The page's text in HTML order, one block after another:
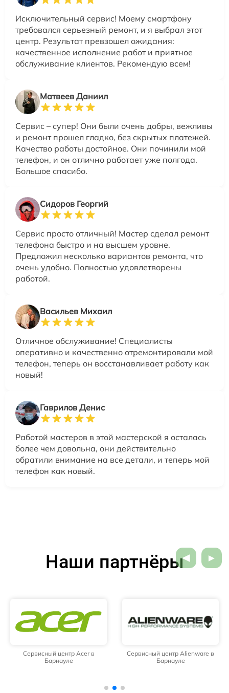
Исключительный сервис! Моему смартфону
требовался серьезный ремонт, и я выбрал этот
центр. Результат превзошел ожидания:
качественное исполнение работ и приятное
обслуживание клиентов. Рекомендую всем!
Матвеев Даниил
Сервис – супер! Они были очень добры, вежливы
и ремонт прошел гладко, без скрытых платежей.
Качество работы достойное. Они починили мой
телефон, и он отлично работает уже полгода.
Большое спасибо.
Сидоров Георгий
Сервис просто отличный! Мастер сделал ремонт
телефона быстро и на высшем уровне.
Предложил несколько вариантов ремонта, что
очень удобно. Полностью удовлетворены
работой.
Васильев Михаил
Отличное обслуживание! Специалисты
оперативно и качественно отремонтировали мой
телефон, теперь он восстанавливает работу как
новый!
Гаврилов Денис
Работой мастеров в этой мастерской я осталась
более чем довольна, они действительно
обратили внимание на все детали, и теперь мой
телефон как новый.
Наши партнёры
Сервисный центр Acer в
Барнауле
Сервисный центр Alienware в
Барнауле